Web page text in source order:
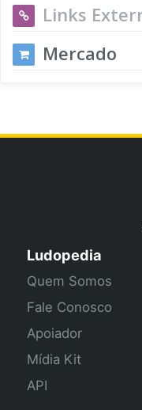
Links
Mercado
Ludopedia
Quem Somos
Fale Conosco
Apoiador
Mídia Kit
API